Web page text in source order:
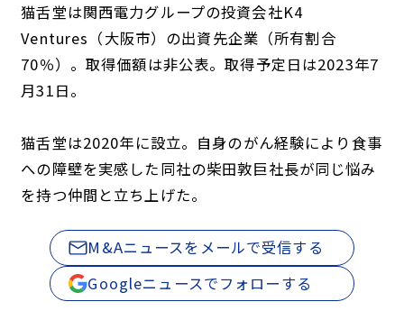
猫舌堂は関西電力グループの投資会社K4
Ventures（大阪市）の出資先企業（所有割合
70％）。取得価額は非公表。取得予定日は2023年7
月31日。
猫舌堂は2020年に設立。自身のがん経験により食事
への障壁を実感した同社の柴田敦巨社長が同じ悩み
を持つ仲間と立ち上げた。
M&Aニュースをメールで受信する
Googleニュースでフォローする